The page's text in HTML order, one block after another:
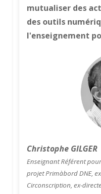
mutualiser des
des outils
l'enseignement
Christophe GILGER
Enseignant Référent
projet Primàbord DNE,
Circonscription, ex-